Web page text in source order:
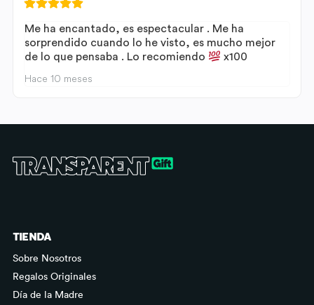
Me ha encantado, es espectacular . Me ha
sorprendido cuando lo he visto, es mucho mejor
de lo que pensaba . Lo recomiendo
x100
Hace 10 meses
TIENDA
Sobre Nosotros
Regalos Originales
Día de la Madre